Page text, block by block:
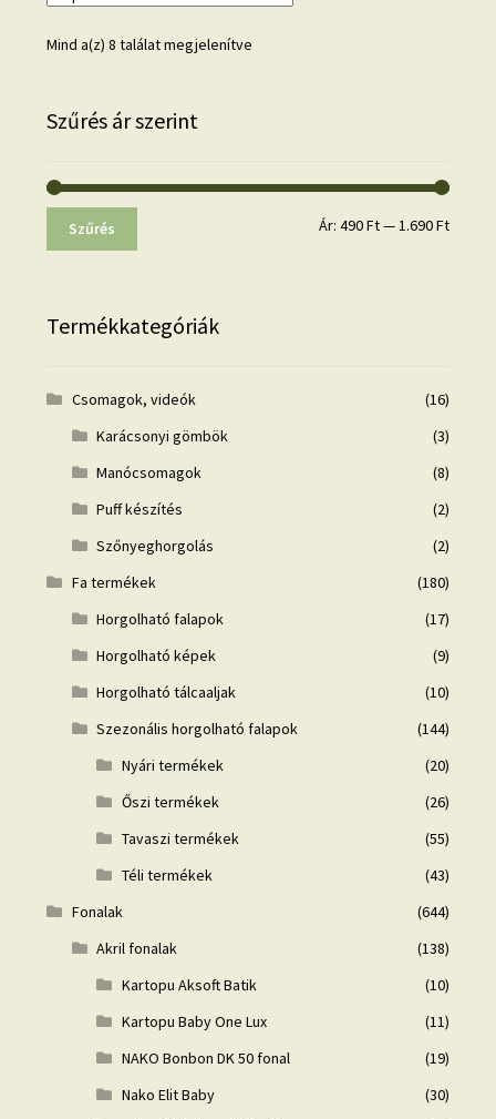
Mind a(z) 8 találat megjelenítve
Szűrés ár szerint
Min
Max
Szűrés Ár:490 Ft—1.690 Ft
Termékkategóriák
Csomagok, videók
(16)
Karácsonyi gömbök
(3)
Manócsomagok
(8)
Puff készítés
(2)
Szőnyeghorgolás
(2)
Fa termékek
(180)
Horgolható falapok
(17)
Horgolható képek
(9)
Horgolható tálcaaljak
(10)
Szezonális horgolható falapok
(144)
Nyári termékek
(20)
Őszi termékek
(26)
Tavaszi termékek
(55)
Téli termékek
(43)
Fonalak
(644)
Akril fonalak
(138)
Kartopu Aksoft Batik
(10)
Kartopu Baby One Lux
(11)
NAKO Bonbon DK 50 fonal
(19)
Nako Elit Baby
(30)